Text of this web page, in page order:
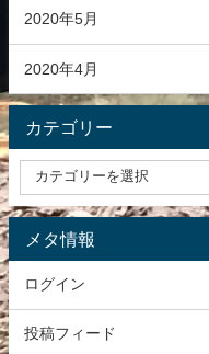
2020年5月
2020年4月
カテゴリー
メタ情報
ログイン
投稿フィード